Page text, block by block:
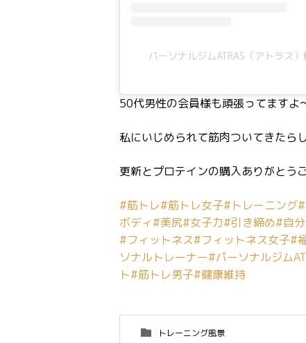
パーソナルジムATRAS（アトラス
50代男性の会員様も頑張ってますよ
私にいじめられて筋肉ついてきたら
更新とプロテインの購入ありがとうご
#筋トレ#筋トレ女子#トレーニング
ボディ#美尻#女子力#引き締め#自
#フィットネス#フィットネス女子#
ソナルトレーナー#パーソナルジム
ト#筋トレ男子#健康維持
トレーニング風景